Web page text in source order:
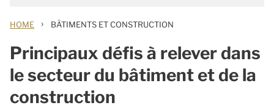
HOME › BÂTIMENTS ET CONSTRUCTION
Principaux défis à relever dans
le secteur du bâtiment et de la
construction